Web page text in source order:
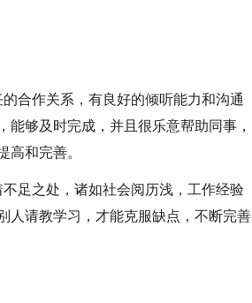
合作关系，有良好的倾听能力和沟通
够及时完成，并且很乐意帮助同事，
高和完善。
足之处，诸如社会阅历浅，工作经验
人请教学习，才能克服缺点，不断完善